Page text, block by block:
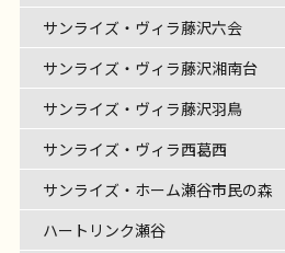
サンライズ・ヴィラ藤沢六会
サンライズ・ヴィラ藤沢湘南台
サンライズ・ヴィラ藤沢羽鳥
サンライズ・ヴィラ西葛西
サンライズ・ホーム瀬谷市民の森
ハートリンク瀬谷